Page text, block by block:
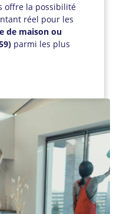
offre la possibilité
réel pour les
de maison ou
parmi les plus